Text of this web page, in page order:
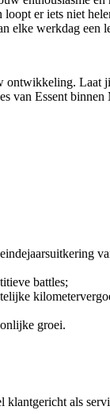
er iets niet
elke werkdag een
Laat
van Essent
battles;
groei.
klantgericht als